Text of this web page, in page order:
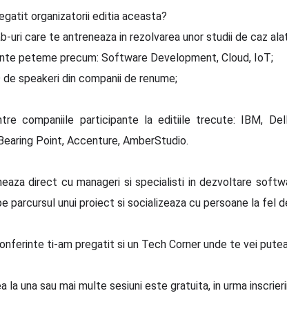
organizatorii editia aceasta?
uri care te antreneaza in rezolvarea unor studii de caz
peteme precum: Software Development, Cloud, IoT;
speakeri din companii de renume;
companiile participante la editiile trecute: IBM,
Point, Accenture, AmberStudio.
direct cu manageri si specialisti in dezvoltare
parcursul unui proiect si socializeaza cu persoane la fel
ti-am pregatit si un Tech Corner unde te vei
la una sau mai multe sesiuni este gratuita, in urma